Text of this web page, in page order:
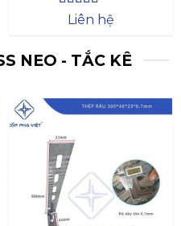
Được xếp
5
Liên hệ
NEO - TẮC KÊ